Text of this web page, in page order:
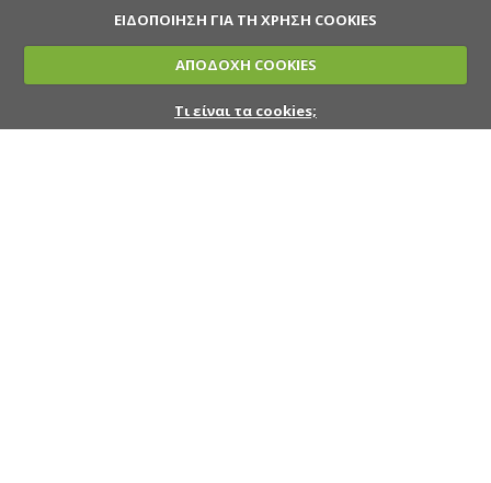
ΕΙΔΟΠΟΙΗΣΗ ΓΙΑ ΤΗ ΧΡΗΣΗ COOKIES
ΑΠΟΔΟΧΗ COOKIES
Τι είναι τα cookies;